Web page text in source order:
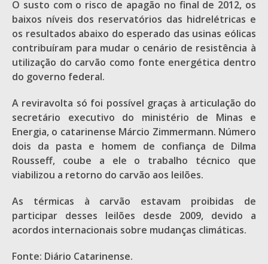
O susto com o risco de apagão no final de 2012, os
baixos níveis dos reservatórios das hidrelétricas e
os resultados abaixo do esperado das usinas eólicas
contribuíram para mudar o cenário de resistência à
utilização do carvão como fonte energética dentro
do governo federal.
A reviravolta só foi possível graças à articulação do
secretário executivo do ministério de Minas e
Energia, o catarinense Márcio Zimmermann. Número
dois da pasta e homem de confiança de Dilma
Rousseff, coube a ele o trabalho técnico que
viabilizou a retorno do carvão aos leilões.
As térmicas à carvão estavam proibidas de
participar desses leilões desde 2009, devido a
acordos internacionais sobre mudanças climáticas.
Fonte: Diário Catarinense.